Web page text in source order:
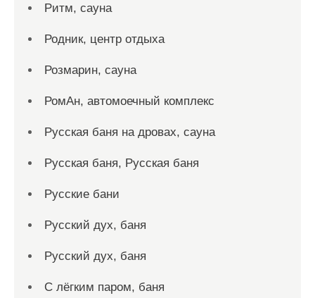
Ритм, сауна
Родник, центр отдыха
Розмарин, сауна
РомАн, автомоечный комплекс
Русская баня на дровах, сауна
Русская баня, Русская баня
Русские бани
Русский дух, баня
Русский дух, баня
С лёгким паром, баня